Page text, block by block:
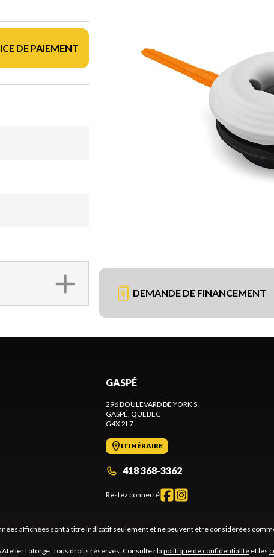
DE PAIEMENT
DEMANDE DE FINANCEMENT
GASPÉ
296 BOULEVARD DE YORK S
GASPÉ, QUÉBEC
G4X 2L7
ITINÉRAIRE
418 368-3362
Restez connecté
affichées sont à titre indicatif seulement et ne peuvent être considérées
Laforge. Tous droits réservés. Consultez la politique de confidentialité et les